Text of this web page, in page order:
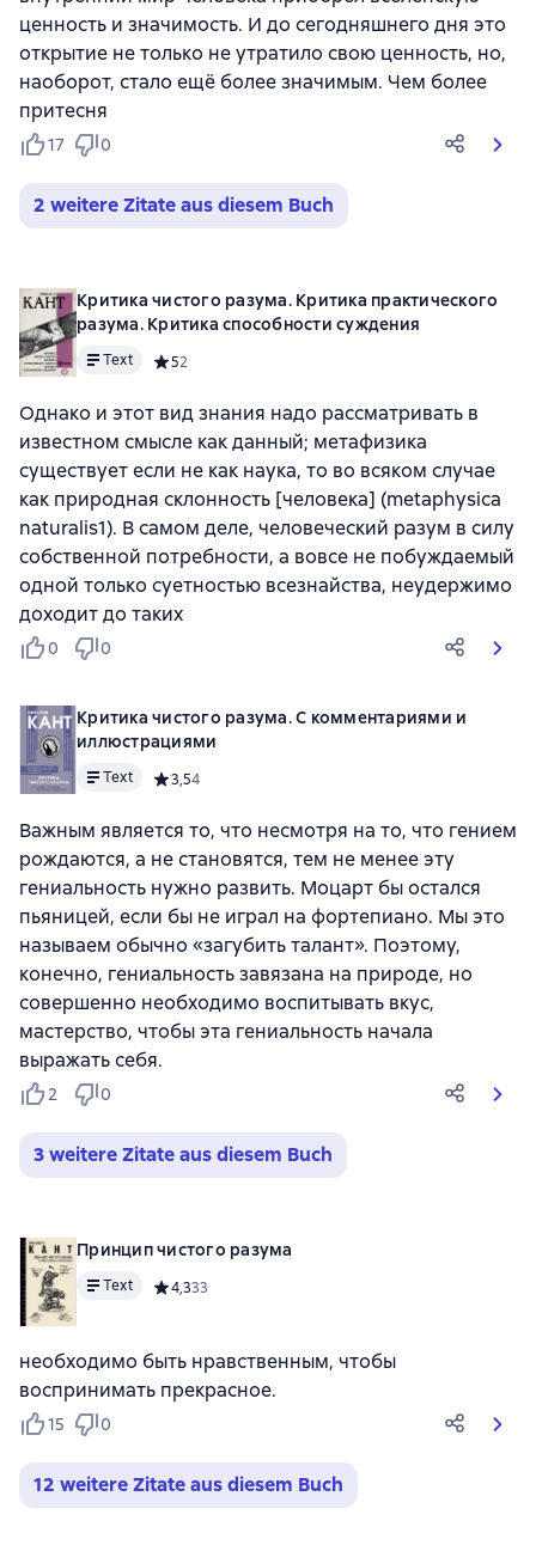
ценность и значимость. И до сегодняшнего дня это
открытие не только не утратило свою ценность, но,
наоборот, стало ещё более значимым. Чем более
притесня
17 0
2 weitere Zitate aus diesem Buch
Критика чистого разума. Критика практического
разума. Критика способности суждения
Text Средний рейтинг 5 на основе 2 оценок
52
Однако и этот вид знания надо рассматривать в
известном смысле как данный; метафизика
существует если не как наука, то во всяком случае
как природная склонность [человека] (metaphysica
naturalis1). В самом деле, человеческий разум в силу
собственной потребности, а вовсе не побуждаемый
одной только суетностью всезнайства, неудержимо
доходит до таких
0 0
Критика чистого разума. С комментариями и
иллюстрациями
Text Средний рейтинг 3,5 на основе 4 оценок
3,54
Важным является то, что несмотря на то, что гением
рождаются, а не становятся, тем не менее эту
гениальность нужно развить. Моцарт бы остался
пьяницей, если бы не играл на фортепиано. Мы это
называем обычно «загубить талант». Поэтому,
конечно, гениальность завязана на природе, но
совершенно необходимо воспитывать вкус,
мастерство, чтобы эта гениальность начала
выражать себя.
2 0
3 weitere Zitate aus diesem Buch
Принцип чистого разума
Text Средний рейтинг 4,3 на основе 33 оценок
4,333
необходимо быть нравственным, чтобы
воспринимать прекрасное.
15 0
12 weitere Zitate aus diesem Buch